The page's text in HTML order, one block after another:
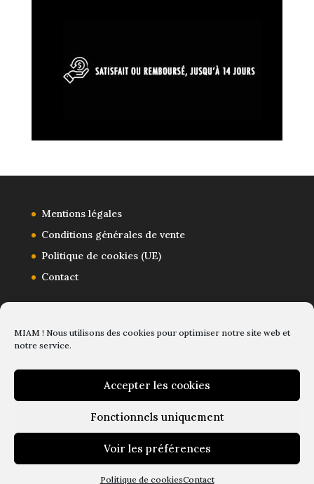
MIAM ! Nous utilisons des cookies pour optimiser notre site web et
notre service.
Accepter les cookies
Fonctionnels uniquement
Voir les préférences
Politique de cookiesContact
Mentions légales
Conditions générales de vente
Politique de cookies (UE)
Contact
2024© magical elves